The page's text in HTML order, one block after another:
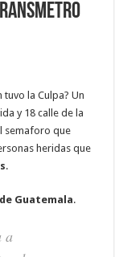
tuvo la Culpa? Un
y 18 calle de la
semaforo que
heridas que
.
Guatemala.
a